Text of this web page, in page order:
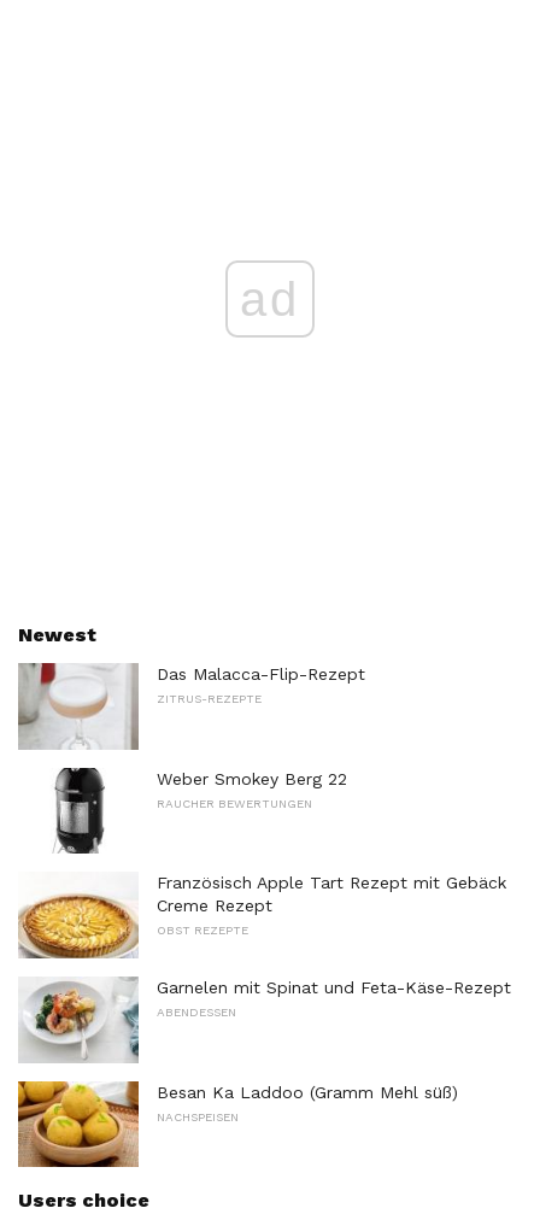
ad
Newest
Das Malacca-Flip-Rezept
ZITRUS-REZEPTE
Weber Smokey Berg 22
RAUCHER BEWERTUNGEN
Französisch Apple Tart Rezept mit Gebäck
Creme Rezept
OBST REZEPTE
Garnelen mit Spinat und Feta-Käse-Rezept
ABENDESSEN
Besan Ka Laddoo (Gramm Mehl süß)
NACHSPEISEN
Users choice